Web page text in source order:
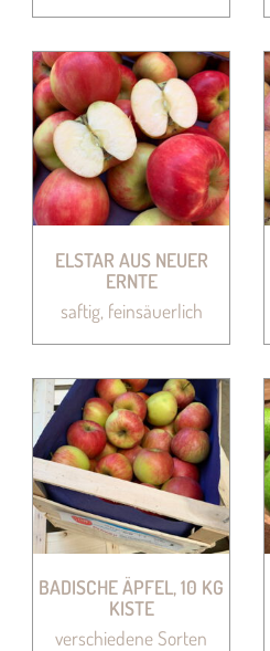
ELSTAR AUS NEUER
ERNTE
saftig, feinsäuerlich
BADISCHE ÄPFEL, 10 KG
KISTE
verschiedene Sorten